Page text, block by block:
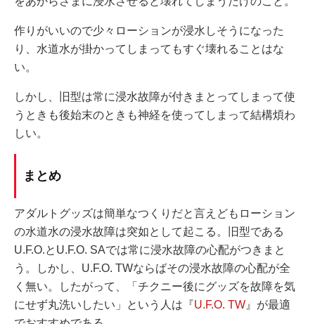
作りがいいので少々ローションが浸水しそうになった
り、水道水が掛かってしまってもすぐ壊れることはな
い。
しかし、旧型は常に浸水故障が付きまとってしまって使
うときも後始末のときも神経を使ってしまって結構煩わ
しい。
まとめ
アダルトグッズは簡単なつくりだと言えどもローション
の水道水の浸水故障は突如として起こる。旧型である
U.F.O.とU.F.O. SAでは常に浸水故障の心配がつきまと
う。しかし、U.F.O. TWならばその浸水故障の心配が全
く無い。したがって、「チクニー後にグッズを故障を気
にせず丸洗いしたい」という人は『U.F.O. TW 』が最適